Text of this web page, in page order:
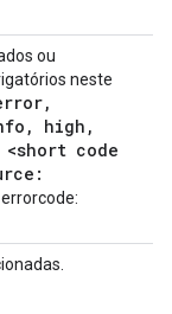
ou
neste
,
, high ,
<short code
errorcode: